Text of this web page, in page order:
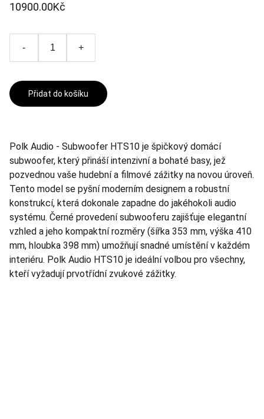
10900.00Kč
- +
Přidat do košíku
Polk Audio - Subwoofer HTS10 je špičkový domácí
subwoofer, který přináší intenzivní a bohaté basy, jež
pozvednou vaše hudební a filmové zážitky na novou úroveň.
Tento model se pyšní moderním designem a robustní
konstrukcí, která dokonale zapadne do jakéhokoli audio
systému. Černé provedení subwooferu zajišťuje elegantní
vzhled a jeho kompaktní rozměry (šířka 353 mm, výška 410
mm, hloubka 398 mm) umožňují snadné umístění v každém
interiéru. Polk Audio HTS10 je ideální volbou pro všechny,
kteří vyžadují prvotřídní zvukové zážitky.